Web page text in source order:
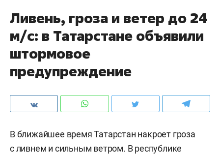
Ливень, гроза и ветер до 24
м/с: в Татарстане объявили
штормовое
предупреждение
В ближайшее время Татарстан накроет гроза
с ливнем и сильным ветром. В республике